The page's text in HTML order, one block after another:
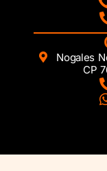
Nogales
CP